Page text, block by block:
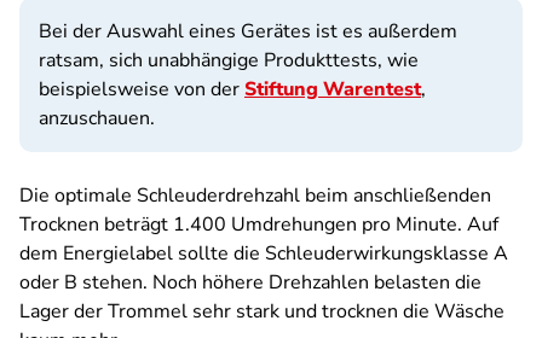
Bei der Auswahl eines Gerätes ist es außerdem
ratsam, sich unabhängige Produkttests, wie
beispielsweise von derStiftung Warentest,
anzuschauen.
Die optimale Schleuderdrehzahl beim anschließenden
Trocknen beträgt 1.400 Umdrehungen pro Minute. Auf
dem Energielabel sollte die Schleuderwirkungsklasse A
oder B stehen. Noch höhere Drehzahlen belasten die
Lager der Trommel sehr stark und trocknen die Wäsche